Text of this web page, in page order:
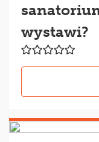
wystawi?